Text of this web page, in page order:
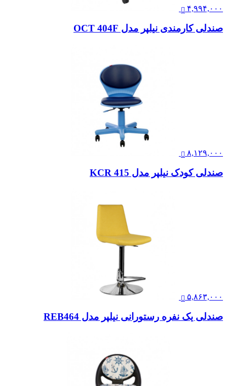
۴,۹۹۴,۰۰۰
صندلی کارمندی نیلپر مدل OCT 404F
۸,۱۲۹,۰۰۰
صندلی کودک نیلپر مدل KCR 415
۵,۸۶۳,۰۰۰
صندلی یک نفره رستورانی نیلپر مدل REB464